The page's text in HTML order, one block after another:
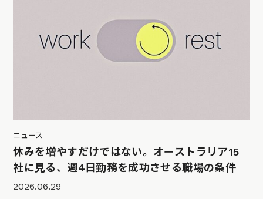
ニュース
休みを増やすだけではない。オーストラリア15
社に見る、週4日勤務を成功させる職場の条件
2026.06.29